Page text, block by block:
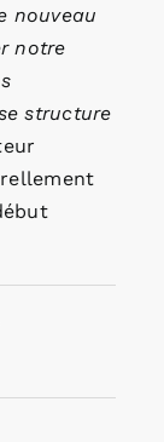
nouveau
notre
structure